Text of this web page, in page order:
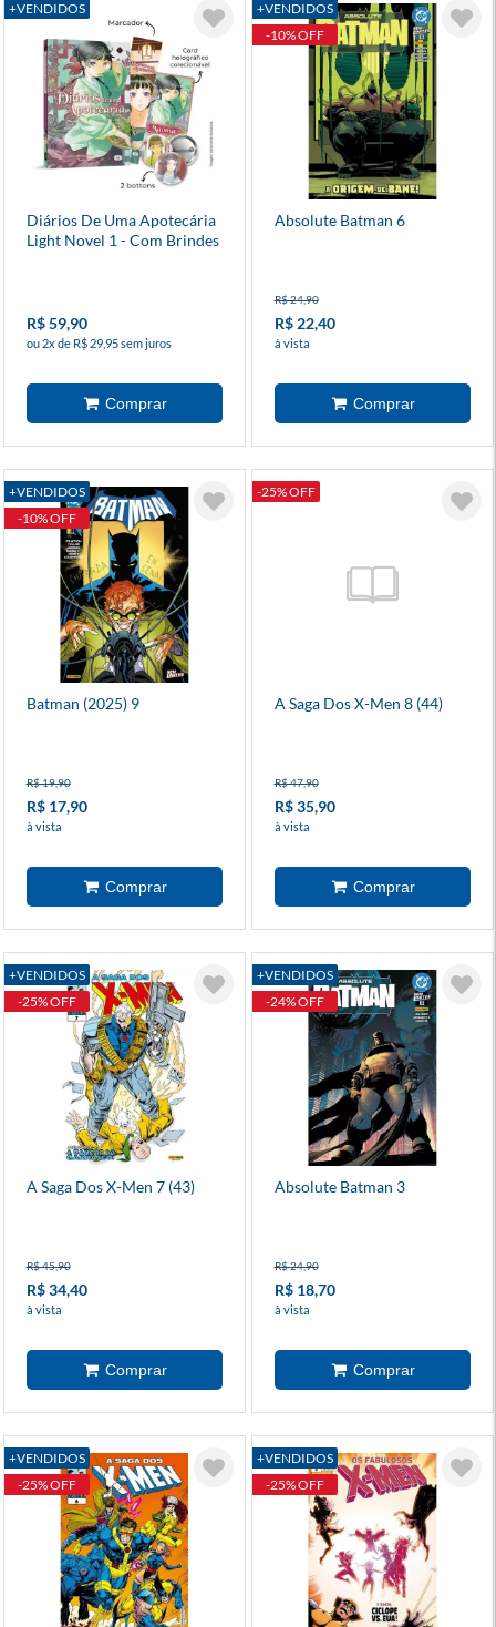
+VENDIDOS
Diários De Uma Apotecária
Light Novel 1 - Com Brindes
R$ 59,90
ou 2x de R$ 29,95 sem juros
+VENDIDOS
-10% OFF
Absolute Batman 6
R$ 24,90
R$ 22,40
à vista
+VENDIDOS
-10% OFF
Batman (2025) 9
R$ 19,90
R$ 17,90
à vista
-25% OFF
A Saga Dos X-Men 8 (44)
R$ 47,90
R$ 35,90
à vista
+VENDIDOS
-25% OFF
A Saga Dos X-Men 7 (43)
R$ 45,90
R$ 34,40
à vista
+VENDIDOS
-24% OFF
Absolute Batman 3
R$ 24,90
R$ 18,70
à vista
+VENDIDOS
-25% OFF
+VENDIDOS
-25% OFF